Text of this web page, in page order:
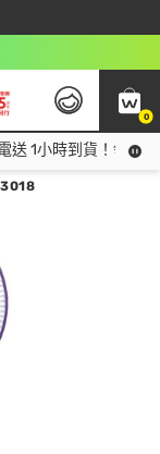
0
送 1小時到貨！領神
3018